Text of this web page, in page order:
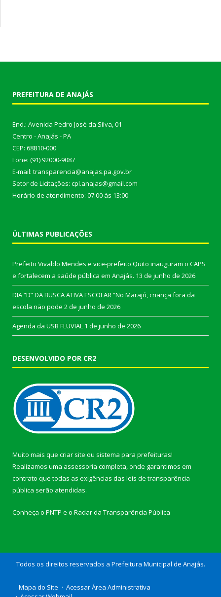
PREFEITURA DE ANAJÁS
End.: Avenida Pedro José da Silva, 01
Centro - Anajás - PA
CEP: 68810-000
Fone: (91) 92000-9087
E-mail: transparencia@anajas.pa.gov.br
Setor de Licitações: cpl.anajas@gmail.com
Horário de atendimento: 07:00 às 13:00
ÚLTIMAS PUBLICAÇÕES
Prefeito Vivaldo Mendes e vice-prefeito Quito inauguram o CAPS
e fortalecem a saúde pública em Anajás. 13 de junho de 2026
DIA “D” DA BUSCA ATIVA ESCOLAR “No Marajó, criança fora da
escola não pode 2 de junho de 2026
Agenda da USB FLUVIAL 1 de junho de 2026
DESENVOLVIDO POR CR2
Muito mais que criar site ou sistema para prefeituras!
Realizamos uma assessoria completa, onde garantimos em
contrato que todas as exigências das leis de transparência
pública serão atendidas.
Conheça o PNTP e o Radar da Transparência Pública
Todos os direitos reservados a Prefeitura Municipal de Anajás.
Mapa do Site
Acessar Área Administrativa